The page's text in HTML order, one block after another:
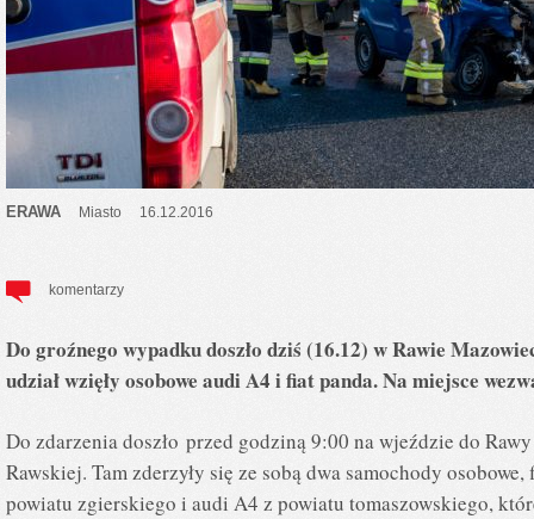
ERAWA Miasto 16.12.2016
komentarzy
Do groźnego wypadku doszło dziś (16.12) w Rawie
udział wzięły osobowe audi A4 i fiat panda. Na miejsce
Do zdarzenia doszło przed godziną 9:00 na wjeździe do
Rawskiej. Tam zderzyły się ze sobą dwa samochody
powiatu zgierskiego i audi A4 z powiatu tomaszowskiego,